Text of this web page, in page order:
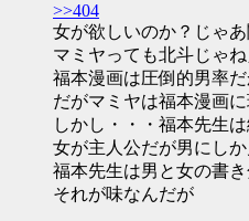
>>404
女が欲しいのか？じゃ
マミヤっても北斗じゃ
福本漫画は圧倒的男率
だがマミヤは福本漫画
しかし・・・福本先生
女が主人公だが男にし
福本先生は男と女の書
それが味なんだが